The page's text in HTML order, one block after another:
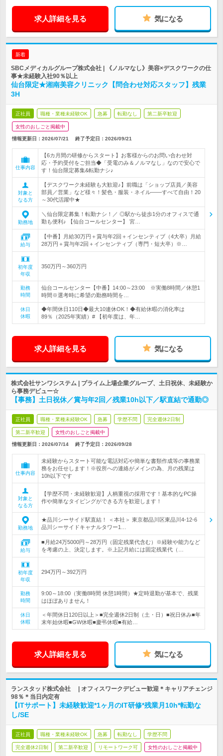
求人詳細を見る 気になる
新着
SBCメディカルグループ株式会社 | 《ノルマなし》美容×デスクワークの仕
事★未経験入社90％以上
仙台限定★湘南美容クリニック【問合わせ対応スタッフ】残業
3H
正社員 職種・業種未経験OK 急募 転勤なし 第二新卒歓迎
女性のおしごと掲載中
情報更新日：2026/07/21 終了予定日： 2026/09/21
仕事内容
【6カ月間の研修からスタート】お客様からのお問い合わせ対
応・予約受付をご担当◆「受電のみ＆ノルマなし」なので安心で
す！仙台限定募集&転勤ナシ♪
対象と
なる方
【デスクワーク未経験も大歓迎♪】前職は「ショップ店員／美容
部員／営業」など様々！髪色・服装・ネイル――すべて自由！20
～30代活躍中★
勤務地
＼仙台限定募集！転勤ナシ！／ ◎駅から徒歩1分のオフィスで通
勤も便利♪ 【仙台コールセンター】 宮…
給与
【中番】月給30万円＋賞与年2回＋インセンティブ（4大卒）月給
28万円＋賞与年2回＋インセンティブ（専門・短大卒）※…
初年度
年収
350万円～360万円
勤務
時間
仙台コールセンター【中番】14:00～23:00 ※実働8時間／休憩1
時間※選考時に希望の勤務時間を…
休日
休暇
◆年間休日110日◆最大10連休OK！◆有給休暇の消化率は
89％（2025年実績）# 【初年度は、年…
求人詳細を見る 気になる
株式会社サンワシステム | プライム上場企業グループ、土日祝休、未経験か
ら事務デビュー☆
【事務】土日祝休／賞与年2回／残業10h以下／駅直結で通勤◎
正社員 職種・業種未経験OK 急募 学歴不問 完全週休2日制
第二新卒歓迎 女性のおしごと掲載中
情報更新日：2026/07/14 終了予定日： 2026/09/28
仕事内容
未経験からスタート可能な電話対応や簡単な書類作成等の事務業
務をお任せします！※役所への連絡がメインの為、月の残業は
10h以下です
対象と
なる方
【学歴不問・未経験歓迎】人柄重視の採用です！基本的なPC操
作や簡単なタイピングができる方を歓迎します！
勤務地
★品川シーサイド駅直結！ ＜本社＞ 東京都品川区東品川4-12-6
品川シーサイドキャナルタワー1…
給与
■月給24万5000円～28万円（固定残業代含む）※経験や能力など
を考慮の上、決定します。※上記月給には固定残業代（…
初年度
年収
294万円～392万円
勤務
時間
9:00～18:00（実働8時間 休憩1時間）★定時退勤が基本で、残業
はほぼありません！
休日
休暇
＜年間休日120日以上＞■完全週休2日制（土・日）■祝日休み■年
末年始休暇■GW休暇■慶弔休暇■有給…
求人詳細を見る 気になる
ランスタッド株式会社 | オフィスワークデビュー歓迎＊キャリアチェンジ
98％＊当日内定有
【ITサポート】未経験歓迎*1ヶ月のIT研修*残業月10h*転勤な
し/SE
正社員 職種・業種未経験OK 急募 転勤なし 学歴不問
完全週休2日制 第二新卒歓迎 リモートワーク可 女性のおしごと掲載中